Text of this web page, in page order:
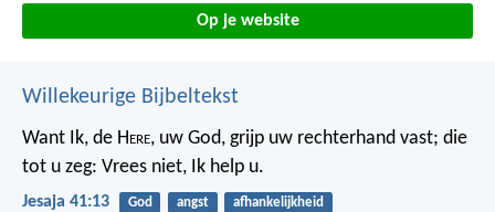
Op je website
Willekeurige Bijbeltekst
Want Ik, de Here, uw God, grijp uw rechterhand vast; die
tot u zeg: Vrees niet, Ik help u.
Jesaja 41:13 God angst afhankelijkheid